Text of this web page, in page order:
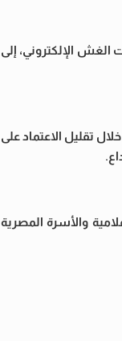
الإلكتروني، إلى
تقليل الاعتماد على
والأسرة المصرية